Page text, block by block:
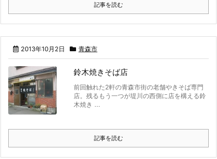
記事を読む
2013年10月2日 青森市
鈴木焼きそば店
前回触れた2軒の青森市街の老舗やきそば専門
店。残るもう一つが堤川の西側に店を構える鈴
木焼き ...
記事を読む